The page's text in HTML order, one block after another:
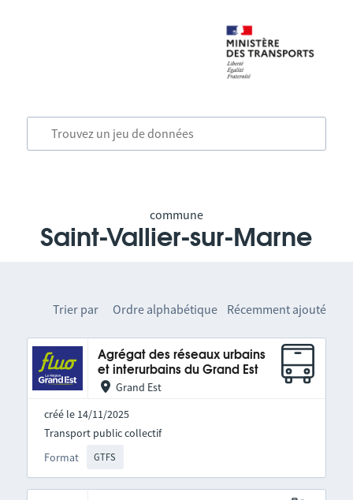
commune
Saint-Vallier-sur-Marne
Trier par Ordre alphabétique Récemment ajouté
Agrégat des réseaux urbains
et interurbains du Grand Est
Grand Est
créé le 14/11/2025
Format GTFS
Transport public collectif